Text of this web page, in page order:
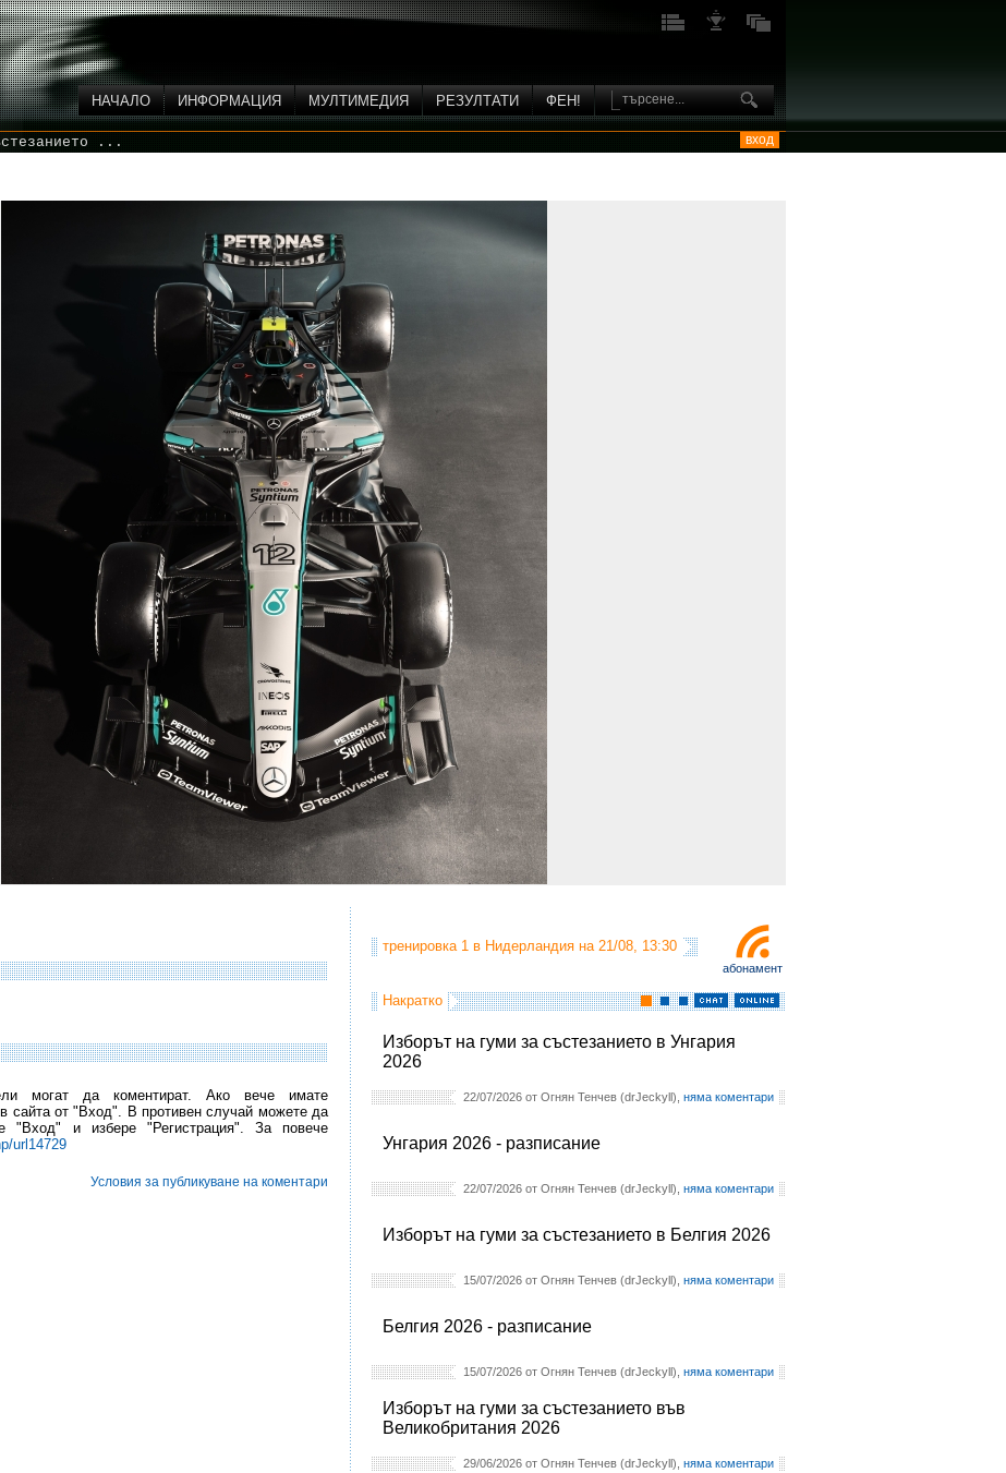
НАЧАЛО ИНФОРМАЦИЯ МУЛТИМЕДИЯ РЕЗУЛТАТИ ФЕН!
... вход
абонамент
тренировка 1 в Нидерландия на 21/08, 13:30
Накратко
Изборът на гуми за състезанието в Унгария
2026
22/07/2026 от Огнян Тенчев (drJeckyll), няма коментари
Унгария 2026 - разписание
22/07/2026 от Огнян Тенчев (drJeckyll), няма коментари
Изборът на гуми за състезанието в Белгия 2026
15/07/2026 от Огнян Тенчев (drJeckyll), няма коментари
Белгия 2026 - разписание
15/07/2026 от Огнян Тенчев (drJeckyll), няма коментари
Изборът на гуми за състезанието във
Великобритания 2026
29/06/2026 от Огнян Тенчев (drJeckyll), няма коментари
могат да коментират. Ако вече имате
сайта от "Вход". В противен случай можете да
"Вход" и избере "Регистрация". За повече
url14729
Условия за публикуване на коментари